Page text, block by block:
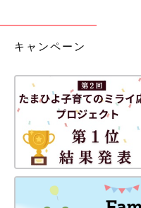
キャンペーン